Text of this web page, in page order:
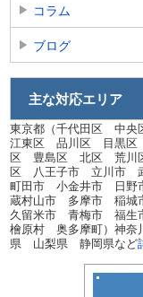
コラム
ブログ
主な対応エリア
東京都（千代田区 中
江東区 品川区 目黒
区 豊島区 北区 荒川
区 八王子市 立川市
町田市 小金井市 日
蔵村山市 多摩市 稲
久留米市 青梅市 福
檜原村 奥多摩町）神
県 山梨県 静岡県など